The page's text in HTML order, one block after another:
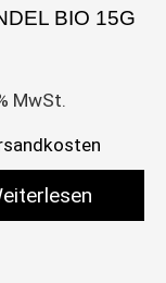
BIO 15G
MwSt.